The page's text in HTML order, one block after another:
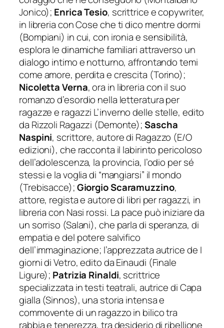
Jonico); Enrica Tesio, scrittrice e copywriter,
in libreria conCose che ti dico mentre dormi
(Bompiani) in cui, con ironia e sensibilità,
esplora le dinamiche familiari attraverso un
dialogo intimo e notturno, affrontando temi
come amore, perdita e crescita (Torino);
Nicoletta Verna, ora in libreria con il suo
romanzo d’esordio nella letteratura per
ragazze e ragazzi L’inverno delle stelle, edito
da Rizzoli Ragazzi (Demonte);Sascha
Naspini, scrittore, autore di Ragazzo (E/O
edizioni), che racconta il labirinto pericoloso
dell’adolescenza, la provincia, l’odio per sé
stessi e la voglia di “mangiarsi” il mondo
(Trebisacce);Giorgio Scaramuzzino,
attore, regista e autore di libri per ragazzi, in
libreria con Nasi rossi. La pace può iniziare da
un sorriso (Salani), che parla di speranza, di
empatia e del potere salvifico
dell’immaginazione; l’apprezzata autrice de I
giorni di Vetro, edito da Einaudi (Finale
Ligure); Patrizia Rinaldi, scrittrice
specializzata in testi teatrali, autrice diCapa
gialla (Sinnos), una storia intensa e
commovente di un ragazzo in bilico tra
rabbia e tenerezza, tra desiderio di ribellione